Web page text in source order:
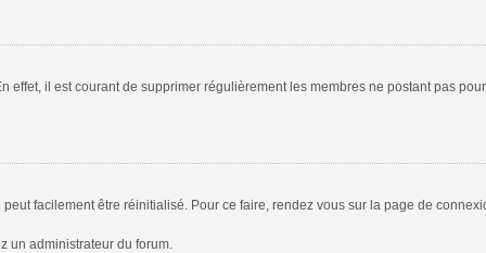
effet, il est courant de supprimer régulièrement les membres ne postant pas
facilement être réinitialisé. Pour ce faire, rendez vous sur la page de
un administrateur du forum.